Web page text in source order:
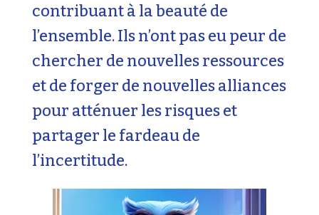
contribuant à la beauté de
l’ensemble. Ils n’ont pas eu peur de
chercher de nouvelles ressources
et de forger de nouvelles alliances
pour atténuer les risques et
partager le fardeau de
l’incertitude.